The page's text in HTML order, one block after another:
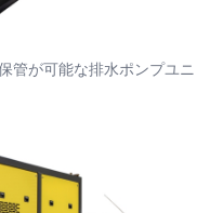
管が可能な排水ポンプユニ